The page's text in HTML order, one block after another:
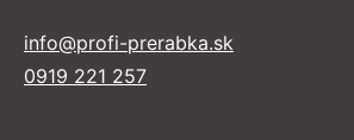
info@profi-prerabka.sk
0919 221 257